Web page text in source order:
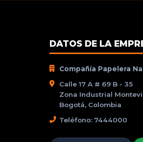
DATOS DE LA
Compañía Papelera
Calle 17 A # 69 B - 35
Zona Industrial
Bogotá, Colombia
Teléfono: 7444000